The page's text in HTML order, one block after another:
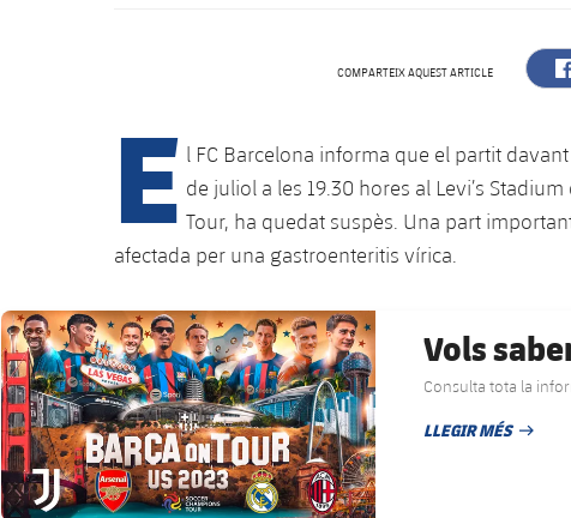
COMPARTEIX AQUEST ARTICLE
E l FC Barcelona informa que el partit
de juliol a les 19.30 hores al Levi’s
Tour, ha quedat suspès. Una part
afectada per una gastroenteritis vírica.
FC Barcelona club badge
Vols
Consulta tota la
LLEGIR MÉS
DATA DE PUBLICACIÓ